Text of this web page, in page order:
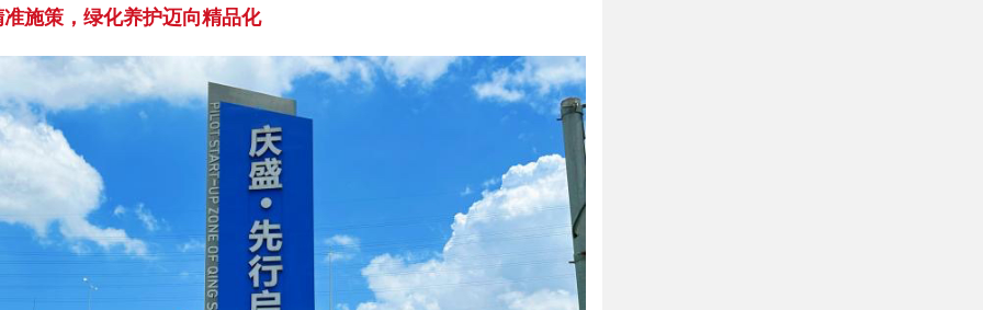
施策，绿化养护迈向精品化